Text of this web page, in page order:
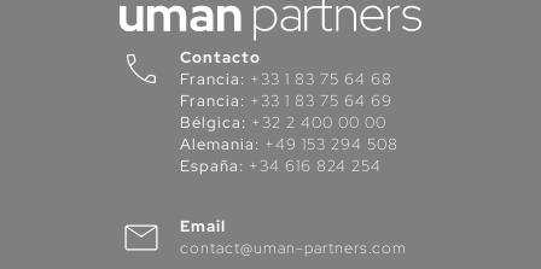
Contacto
Francia: +33 1 83 75 64 68
Francia: +33 1 83 75 64 69
Bélgica: +32 2 400 00 00
Alemania: +49 153 294 508
España: +34 616 824 254
Email
contact@uman-partners.com